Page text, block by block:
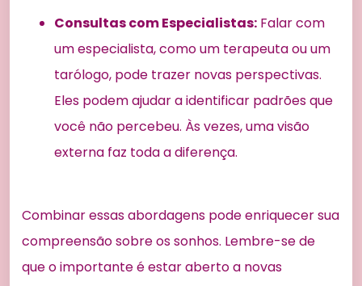
Consultas com Especialistas: Falar com
um especialista, como um terapeuta ou um
tarólogo, pode trazer novas perspectivas.
Eles podem ajudar a identificar padrões que
você não percebeu. Às vezes, uma visão
externa faz toda a diferença.
Combinar essas abordagens pode enriquecer sua
compreensão sobre os sonhos. Lembre-se de
que o importante é estar aberto a novas